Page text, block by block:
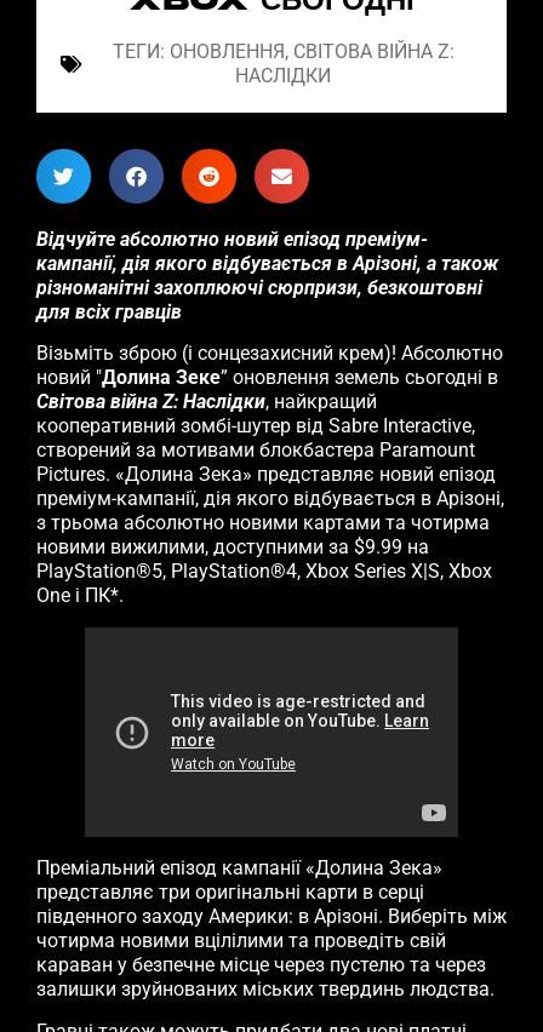
ТЕГИ: ОНОВЛЕННЯ, СВІТОВА ВІЙНА Z:
НАСЛІДКИ
Відчуйте абсолютно новий епізод преміум-
кампанії, дія якого відбувається в Арізоні, а також
різноманітні захоплюючі сюрпризи, безкоштовні
для всіх гравців
Візьміть зброю (і сонцезахисний крем)! Абсолютно
новий "Долина Зеке” оновлення земель сьогодні в
Світова війна Z: Наслідки, найкращий
кооперативний зомбі-шутер від Sabre Interactive,
створений за мотивами блокбастера Paramount
Pictures. «Долина Зека» представляє новий епізод
преміум-кампанії, дія якого відбувається в Арізоні,
з трьома абсолютно новими картами та чотирма
новими вижилими, доступними за $9.99 на
PlayStation®5, PlayStation®4, Xbox Series X|S, Xbox
One і ПК*.
Преміальний епізод кампанії «Долина Зека»
представляє три оригінальні карти в серці
південного заходу Америки: в Арізоні. Виберіть між
чотирма новими вцілілими та проведіть свій
караван у безпечне місце через пустелю та через
залишки зруйнованих міських твердинь людства.